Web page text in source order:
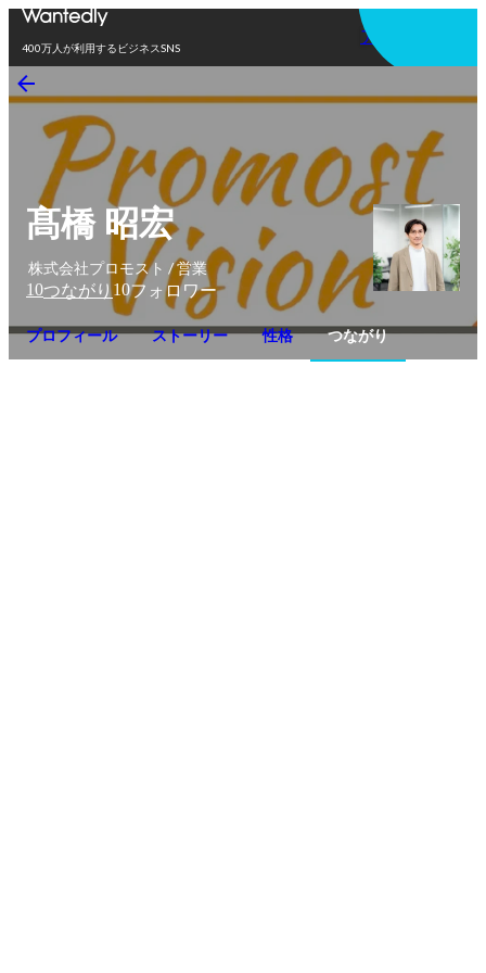
400万人が利用するビジネスSNS
アプリを使う
髙橋 昭宏
株式会社プロモスト / 営業
10つながり10フォロワー
プロフィール ストーリー 性格 つながり